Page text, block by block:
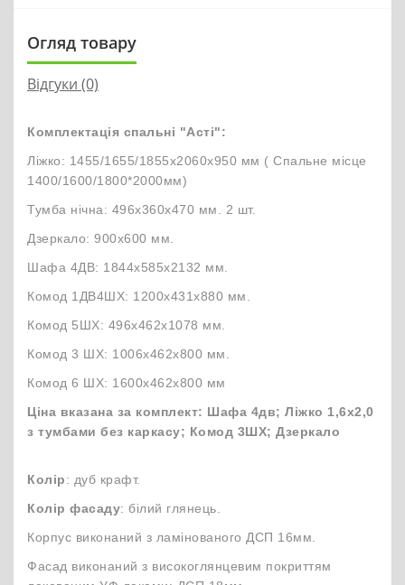
Огляд товару
Відгуки (0)
Комплектація спальні "Асті":
Ліжко: 1455/1655/1855х2060х950 мм ( Спальне місце
1400/1600/1800*2000мм)
Тумба нічна: 496х360х470 мм. 2 шт.
Дзеркало: 900х600 мм.
Шафа 4ДВ: 1844х585х2132 мм.
Комод 1ДВ4ШХ: 1200х431х880 мм.
Комод 5ШХ: 496х462х1078 мм.
Комод 3 ШХ: 1006х462х800 мм.
Комод 6 ШХ: 1600х462х800 мм
Ціна вказана за комплект: Шафа 4дв; Ліжко 1,6х2,0
з тумбами без каркасу; Комод 3ШХ; Дзеркало
Колір: дуб крафт.
Колір фасаду: білий глянець.
Корпус виконаний з ламінованого ДСП 16мм.
Фасад виконаний з високоглянцевим покриттям